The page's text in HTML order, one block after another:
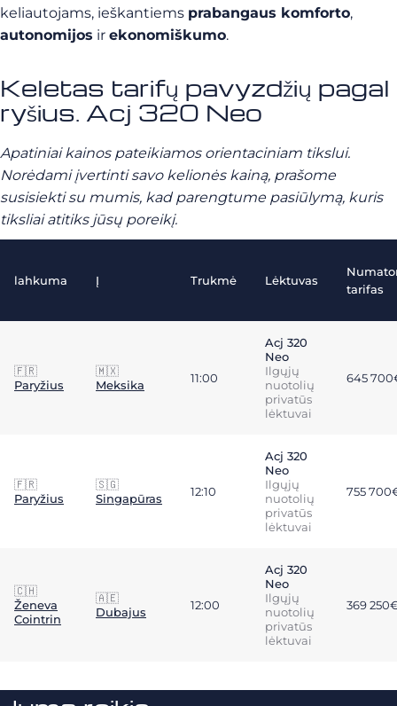
keliautojams, ieškantiems prabangaus komforto,
autonomijos ir ekonomiškumo.
Keletas tarifų pavyzdžių pagal
ryšius. Acj 320 Neo
Apatiniai kainos pateikiamos orientaciniam tikslui.
Norėdami įvertinti savo kelionės kainą, prašome
susisiekti su mumis, kad parengtume pasiūlymą, kuris
tiksliai atitiks jūsų poreikį.
lahkuma Į Trukmė Lėktuvas
tarifas
🇫🇷
Paryžius
🇲🇽
Meksika
11:00
Acj 320
Neo
Ilgųjų
nuotolių
privatūs
lėktuvai
645
🇫🇷
Paryžius
🇸🇬
Singapūras
12:10
Acj 320
Neo
Ilgųjų
nuotolių
privatūs
lėktuvai
755
🇨🇭
Ženeva
Cointrin
🇦🇪
Dubajus
12:00
Acj 320
Neo
Ilgųjų
nuotolių
privatūs
lėktuvai
369